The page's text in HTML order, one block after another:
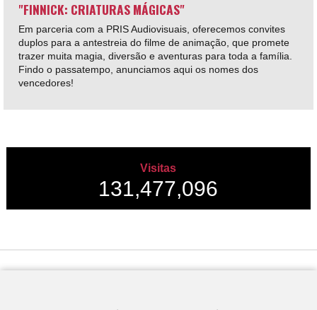
"FINNICK: CRIATURAS MÁGICAS"
Em parceria com a PRIS Audiovisuais, oferecemos convites
duplos para a antestreia do filme de animação, que promete
trazer muita magia, diversão e aventuras para toda a família.
Findo o passatempo, anunciamos aqui os nomes dos
vencedores!
Visitas
131,477,096